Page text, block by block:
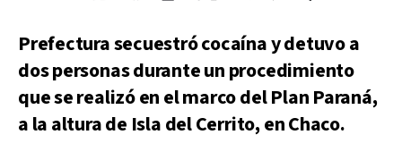
Prefectura secuestró cocaína y detuvo a
dos personas durante un procedimiento
que se realizó en el marco del Plan Paraná,
a la altura de Isla del Cerrito, en Chaco.